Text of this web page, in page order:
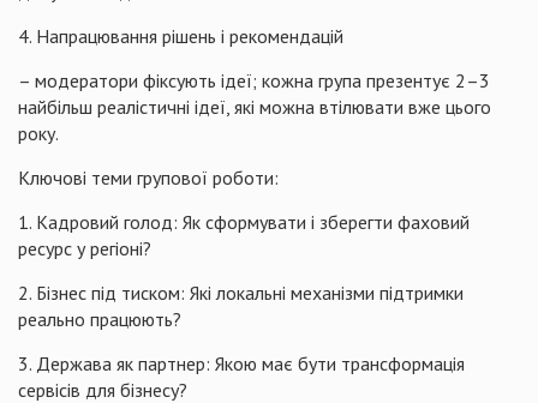
4. Напрацювання рішень і рекомендацій
– модератори фіксують ідеї; кожна група презентує 2–3
найбільш реалістичні ідеї, які можна втілювати вже цього
року.
Ключові теми групової роботи:
1. Кадровий голод: Як сформувати і зберегти фаховий
ресурс у регіоні?
2. Бізнес під тиском: Які локальні механізми підтримки
реально працюють?
3. Держава як партнер: Якою має бути трансформація
сервісів для бізнесу?